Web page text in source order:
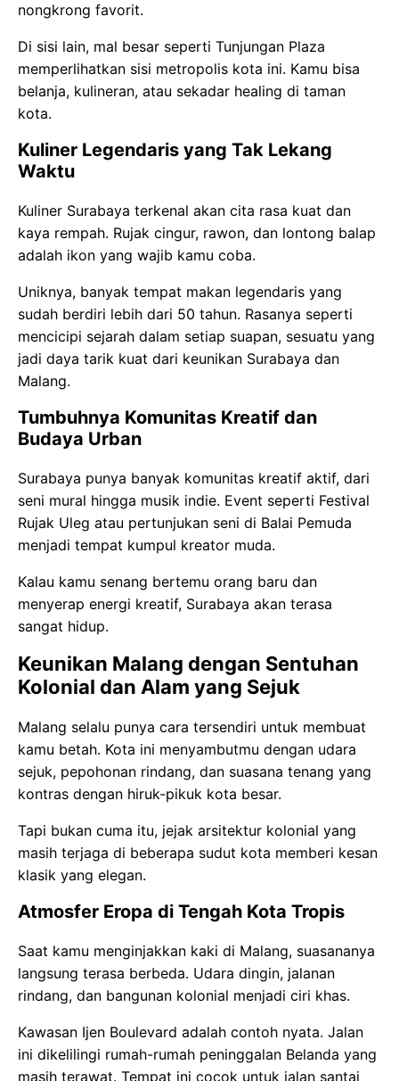
nongkrong favorit.
Di sisi lain, mal besar seperti Tunjungan Plaza
memperlihatkan sisi metropolis kota ini. Kamu bisa
belanja, kulineran, atau sekadar healing di taman
kota.
Kuliner Legendaris yang Tak Lekang
Waktu
Kuliner Surabaya terkenal akan cita rasa kuat dan
kaya rempah. Rujak cingur, rawon, dan lontong balap
adalah ikon yang wajib kamu coba.
Uniknya, banyak tempat makan legendaris yang
sudah berdiri lebih dari 50 tahun. Rasanya seperti
mencicipi sejarah dalam setiap suapan, sesuatu yang
jadi daya tarik kuat dari keunikan Surabaya dan
Malang.
Tumbuhnya Komunitas Kreatif dan
Budaya Urban
Surabaya punya banyak komunitas kreatif aktif, dari
seni mural hingga musik indie. Event seperti Festival
Rujak Uleg atau pertunjukan seni di Balai Pemuda
menjadi tempat kumpul kreator muda.
Kalau kamu senang bertemu orang baru dan
menyerap energi kreatif, Surabaya akan terasa
sangat hidup.
Keunikan Malang dengan Sentuhan
Kolonial dan Alam yang Sejuk
Malang selalu punya cara tersendiri untuk membuat
kamu betah. Kota ini menyambutmu dengan udara
sejuk, pepohonan rindang, dan suasana tenang yang
kontras dengan hiruk-pikuk kota besar.
Tapi bukan cuma itu, jejak arsitektur kolonial yang
masih terjaga di beberapa sudut kota memberi kesan
klasik yang elegan.
Atmosfer Eropa di Tengah Kota Tropis
Saat kamu menginjakkan kaki di Malang, suasananya
langsung terasa berbeda. Udara dingin, jalanan
rindang, dan bangunan kolonial menjadi ciri khas.
Kawasan Ijen Boulevard adalah contoh nyata. Jalan
ini dikelilingi rumah-rumah peninggalan Belanda yang
masih terawat. Tempat ini cocok untuk jalan santai